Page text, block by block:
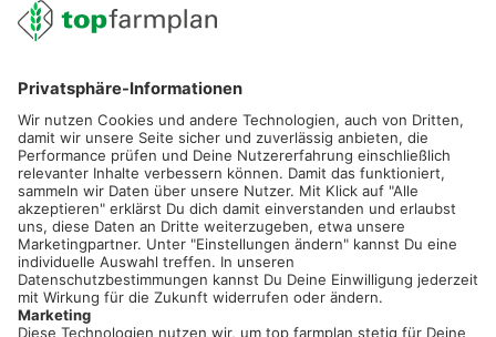
02501 801 44 84
service@topfarmplan.de
Sei immer auf dem Laufenden!
Neue Features, spannende Tipps und hilfreiche Anleitungen!